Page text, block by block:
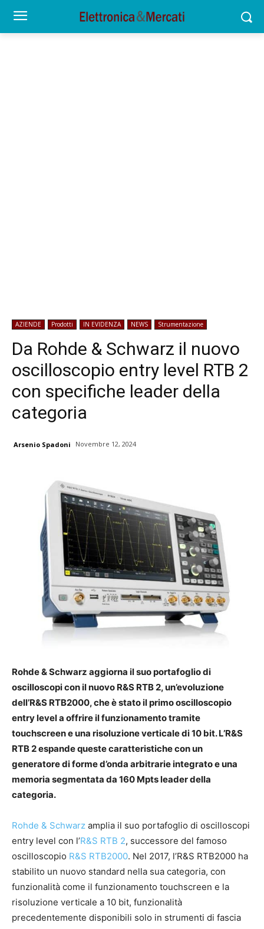
AZIENDE Prodotti IN EVIDENZA NEWS Strumentazione
Da Rohde & Schwarz il nuovo
oscilloscopio entry level RTB 2
con specifiche leader della
categoria
Arsenio Spadoni Novembre 12, 2024
Rohde & Schwarz aggiorna il suo portafoglio di
oscilloscopi con il nuovo R&S RTB 2, un’evoluzione
dell’R&S RTB2000, che è stato il primo oscilloscopio
entry level a offrire il funzionamento tramite
touchscreen e una risoluzione verticale di 10 bit. L’R&S
RTB 2 espande queste caratteristiche con un
generatore di forme d’onda arbitrarie integrato e una
memoria segmentata da 160 Mpts leader della
categoria.
Rohde & Schwarz amplia il suo portafoglio di oscilloscopi
entry level con l’R&S RTB 2, successore del famoso
oscilloscopio R&S RTB2000. Nel 2017, l’R&S RTB2000 ha
stabilito un nuovo standard nella sua categoria, con
funzionalità come il funzionamento touchscreen e la
risoluzione verticale a 10 bit, funzionalità
precedentemente disponibili solo in strumenti di fascia